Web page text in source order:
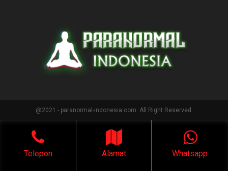
@2021 - paranormal-indonesia.com. All Right Reserved.
Telepon Alamat Whatsapp